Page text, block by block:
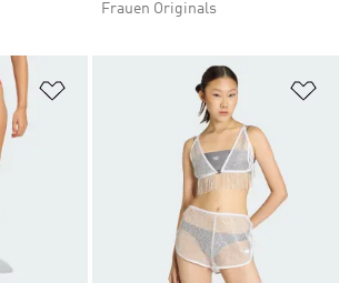
Frauen Originals
Zur Wunschliste hinzufügen